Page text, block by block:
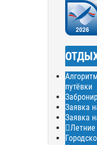
путёвки
Заявка
Заявка